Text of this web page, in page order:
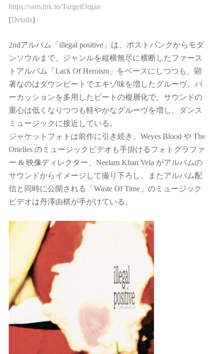
https://ssm.lnk.to/TargetOrgan
[Details]
2ndアルバム「illegal positive」は、ポストパンクからモダ
ンソウルまで、ジャンルを縦横無尽に横断したファース
トアルバム「Lack Of Heroism」をベースにしつつも、顕
著なのはダウンビートでエキゾ味を増したグルーヴ。パ
ーカッションを多用したビートの複層化で、サウンドの
重心は低くなりつつも軽やかなグルーヴを増し、ダンス
ミュージックに接近している。
ジャケットフォトは前作に引き続き、Weyes Blood や The
Orielles のミュージックビデオも手掛けるフォトグラファ
ー & 映像ディレクター、Neelam Khan Vela がアルバムの
サウンドからイメージして撮り下ろし。またアルバム配
信と同時に公開される「Waste Of Time」のミュージック
ビデオは丹澤由棋が手がけている。